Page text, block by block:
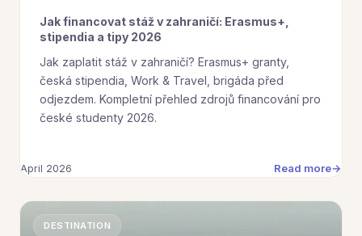
Jak financovat stáž v zahraničí: Erasmus+,
stipendia a tipy 2026
Jak zaplatit stáž v zahraničí? Erasmus+ granty,
česká stipendia, Work & Travel, brigáda před
odjezdem. Kompletní přehled zdrojů financování pro
české studenty 2026.
April 2026 Read more
DESTINATION